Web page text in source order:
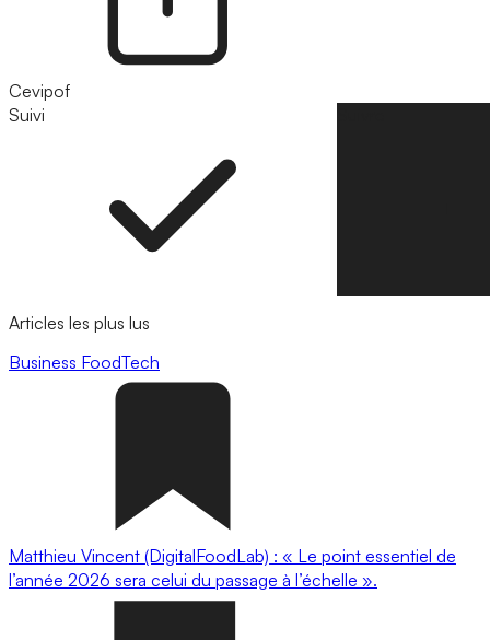
Cevipof
Suivi
Articles les plus lus
Business FoodTech
Matthieu Vincent (DigitalFoodLab) : « Le point essentiel de
l’année 2026 sera celui du passage à l’échelle ».